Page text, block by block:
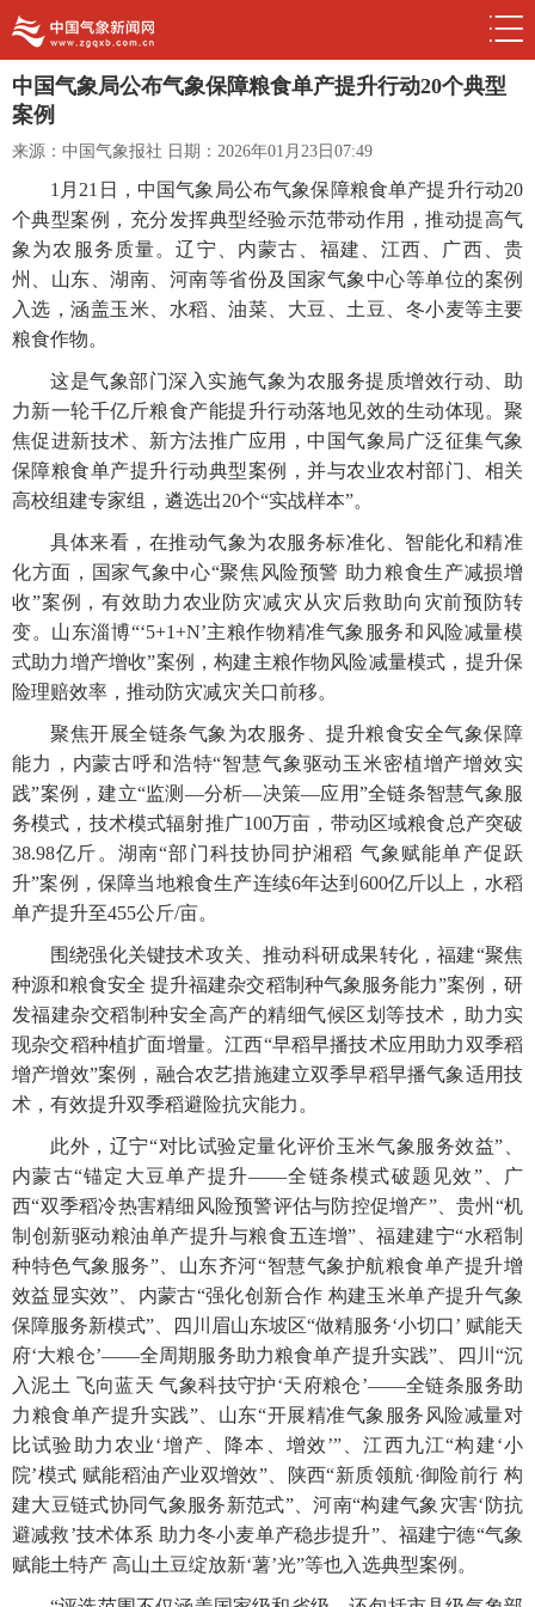
中国气象局公布气象保障粮食单产提升行动20个典型
案例
来源：中国气象报社 日期：2026年01月23日07:49
1月21日，中国气象局公布气象保障粮食单产提升行动20
个典型案例，充分发挥典型经验示范带动作用，推动提高气
象为农服务质量。辽宁、内蒙古、福建、江西、广西、贵
州、山东、湖南、河南等省份及国家气象中心等单位的案例
入选，涵盖玉米、水稻、油菜、大豆、土豆、冬小麦等主要
粮食作物。
这是气象部门深入实施气象为农服务提质增效行动、助
力新一轮千亿斤粮食产能提升行动落地见效的生动体现。聚
焦促进新技术、新方法推广应用，中国气象局广泛征集气象
保障粮食单产提升行动典型案例，并与农业农村部门、相关
高校组建专家组，遴选出20个“实战样本”。
具体来看，在推动气象为农服务标准化、智能化和精准
化方面，国家气象中心“聚焦风险预警 助力粮食生产减损增
收”案例，有效助力农业防灾减灾从灾后救助向灾前预防转
变。山东淄博“‘5+1+N’主粮作物精准气象服务和风险减量模
式助力增产增收”案例，构建主粮作物风险减量模式，提升保
险理赔效率，推动防灾减灾关口前移。
聚焦开展全链条气象为农服务、提升粮食安全气象保障
能力，内蒙古呼和浩特“智慧气象驱动玉米密植增产增效实
践”案例，建立“监测—分析—决策—应用”全链条智慧气象服
务模式，技术模式辐射推广100万亩，带动区域粮食总产突破
38.98亿斤。湖南“部门科技协同护湘稻 气象赋能单产促跃
升”案例，保障当地粮食生产连续6年达到600亿斤以上，水稻
单产提升至455公斤/亩。
围绕强化关键技术攻关、推动科研成果转化，福建“聚焦
种源和粮食安全 提升福建杂交稻制种气象服务能力”案例，研
发福建杂交稻制种安全高产的精细气候区划等技术，助力实
现杂交稻种植扩面增量。江西“早稻早播技术应用助力双季稻
增产增效”案例，融合农艺措施建立双季早稻早播气象适用技
术，有效提升双季稻避险抗灾能力。
此外，辽宁“对比试验定量化评价玉米气象服务效益”、
内蒙古“锚定大豆单产提升——全链条模式破题见效”、广
西“双季稻冷热害精细风险预警评估与防控促增产”、贵州“机
制创新驱动粮油单产提升与粮食五连增”、福建建宁“水稻制
种特色气象服务”、山东齐河“智慧气象护航粮食单产提升增
效益显实效”、内蒙古“强化创新合作 构建玉米单产提升气象
保障服务新模式”、四川眉山东坡区“做精服务‘小切口’ 赋能天
府‘大粮仓’——全周期服务助力粮食单产提升实践”、四川“沉
入泥土 飞向蓝天 气象科技守护‘天府粮仓’——全链条服务助
力粮食单产提升实践”、山东“开展精准气象服务风险减量对
比试验助力农业‘增产、降本、增效’”、江西九江“构建‘小
院’模式 赋能稻油产业双增效”、陕西“新质领航·御险前行 构
建大豆链式协同气象服务新范式”、河南“构建气象灾害‘防抗
避减救’技术体系 助力冬小麦单产稳步提升”、福建宁德“气象
赋能土特产 高山土豆绽放新‘薯’光”等也入选典型案例。